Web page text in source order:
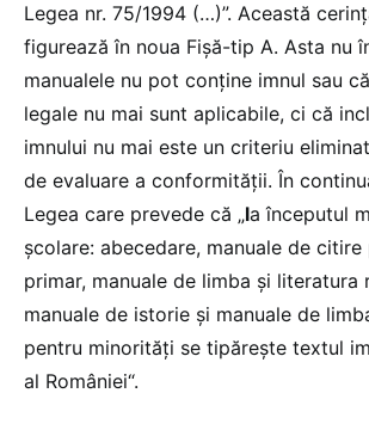
Legea nr. 75/1994 (…)”. Această
figurează în noua Fișă-tip A. Asta nu
manualele nu pot conține imnul sau
legale nu mai sunt aplicabile, ci că
imnului nu mai este un criteriu
de evaluare a conformității. În
Legea care prevede că „la începutul
școlare: abecedare, manuale de
primar, manuale de limba și literatura
manuale de istorie și manuale de
pentru minorități se tipărește textul
al României“.